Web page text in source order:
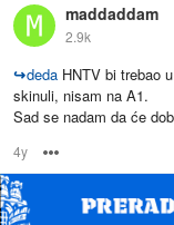
maddaddam
2.9k
↪deda HNTV bi trebao
skinuli, nisam na A1.
Sad se nadam da će
4y